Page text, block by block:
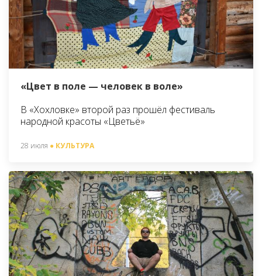
«Цвет в поле — человек в воле»
В «Хохловке» второй раз прошёл фестиваль
народной красоты «Цветьё»
28 июля ● КУЛЬТУРА